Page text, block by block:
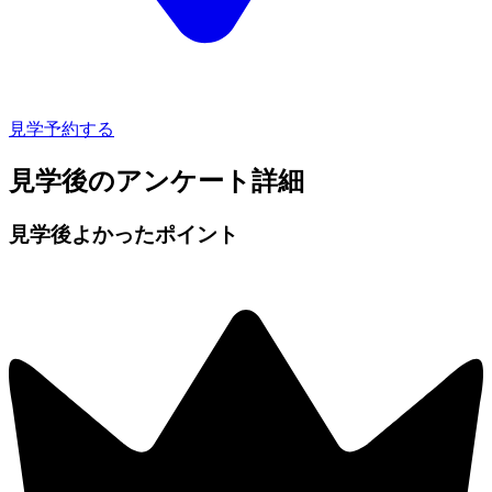
見学予約する
見学後のアンケート詳細
見学後よかったポイント